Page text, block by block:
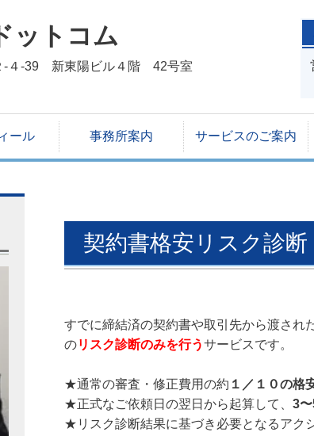
ットコム
-４-39 新東陽ビル４階 42号室
ール 事務所案内 サービスのご案内
契約書格安リスク診断
すでに締結済の契約書や取引先から渡され
のリスク診断のみを行うサービスです。
★通常の審査・修正費用の約 １／１０の格
★正式なご依頼日の翌日から起算して、 3
★リスク診断結果に基づき必要となるアク